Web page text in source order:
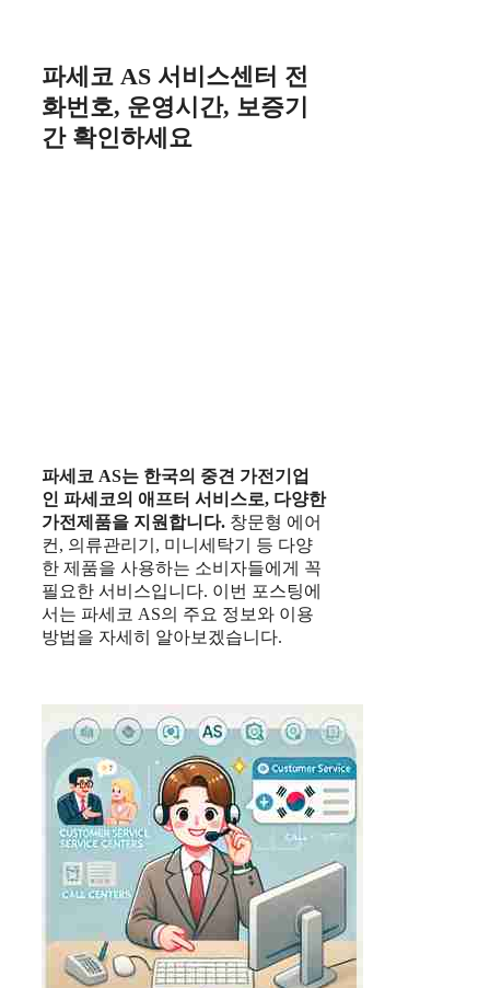
파세코 AS 서비스센터 전
화번호, 운영시간, 보증기
간 확인하세요
파세코 AS는 한국의 중견 가전기업
인 파세코의 애프터 서비스로, 다양한
가전제품을 지원합니다. 창문형 에어
컨, 의류관리기, 미니세탁기 등 다양
한 제품을 사용하는 소비자들에게 꼭
필요한 서비스입니다. 이번 포스팅에
서는 파세코 AS의 주요 정보와 이용
방법을 자세히 알아보겠습니다.